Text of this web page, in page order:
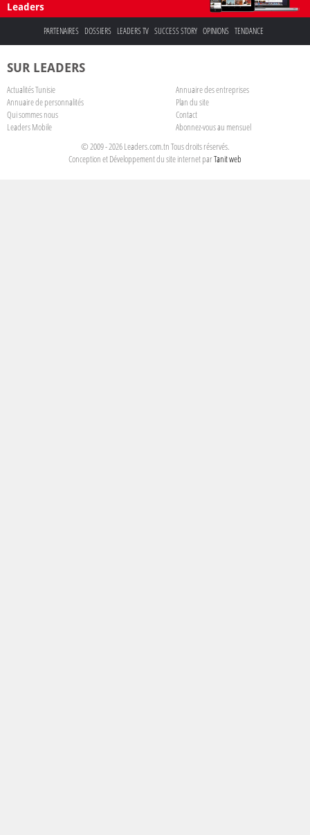
Leaders
PARTENAIRES DOSSIERS LEADERS TV SUCCESS STORY OPINIONS TENDANCE
SUR LEADERS
Actualités Tunisie
Annuaire des entreprises
Annuaire de personnalités
Plan du site
Qui sommes nous
Contact
Leaders Mobile
Abonnez-vous au mensuel
© 2009 - 2026 Leaders.com.tn Tous droits réservés.
Conception et Développement du site internet parTanit web